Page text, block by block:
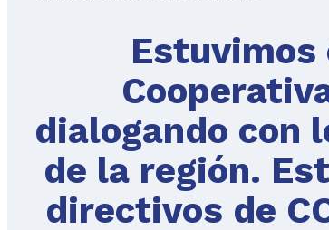
Estuvimos
dialogando con
de la región.
directivos de